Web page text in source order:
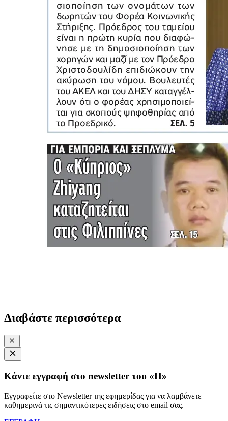
Διαβάστε περισσότερα
Κάντε εγγραφή στο newsletter του «Π»
Εγγραφείτε στο Newsletter της εφημερίδας για να λαμβάνετε
καθημερινά τις σημαντικότερες ειδήσεις στο email σας.